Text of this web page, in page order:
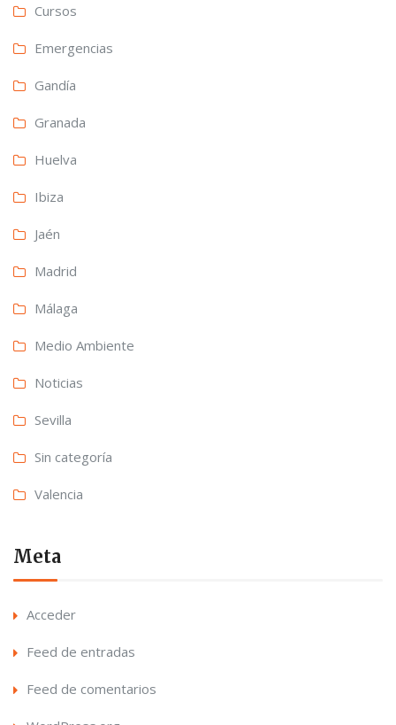
Cursos
Emergencias
Gandía
Granada
Huelva
Ibiza
Jaén
Madrid
Málaga
Medio Ambiente
Noticias
Sevilla
Sin categoría
Valencia
Meta
Acceder
Feed de entradas
Feed de comentarios